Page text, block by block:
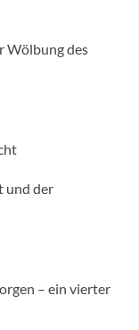
Wölbung des
und der
– ein vierter